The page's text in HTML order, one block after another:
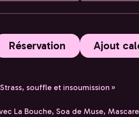
Réservation Ajout
Strass, souffle et insoumission »
La Bouche, Soa de Muse,